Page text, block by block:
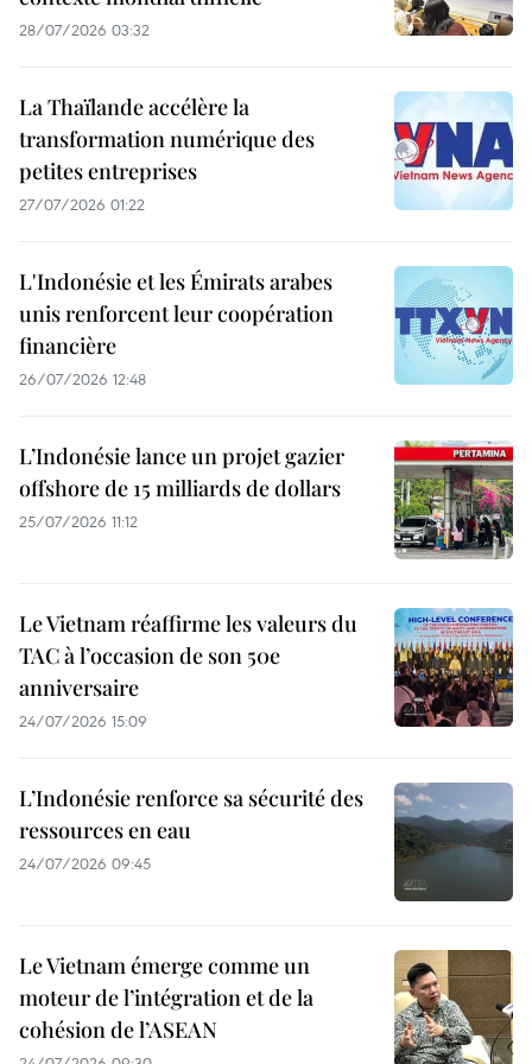
28/07/2026 03:32
La Thaïlande accélère la
transformation numérique des
petites entreprises
27/07/2026 01:22
L'Indonésie et les Émirats arabes
unis renforcent leur coopération
financière
26/07/2026 12:48
L’Indonésie lance un projet gazier
offshore de 15 milliards de dollars
25/07/2026 11:12
Le Vietnam réaffirme les valeurs du
TAC à l’occasion de son 50e
anniversaire
24/07/2026 15:09
L’Indonésie renforce sa sécurité des
ressources en eau
24/07/2026 09:45
Le Vietnam émerge comme un
moteur de l’intégration et de la
cohésion de l’ASEAN